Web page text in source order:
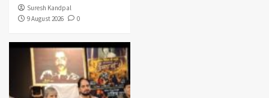
Suresh Kandpal
9 August 2026
0